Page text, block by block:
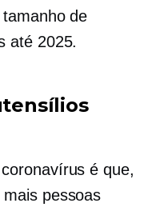
de
até 2025.
é que,
pessoas